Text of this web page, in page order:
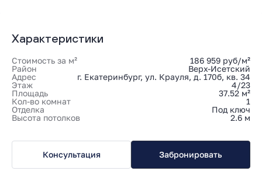
Характеристики
Стоимость за м²
186 959 руб/м²
Район
Верх-Исетский
Адрес
г. Екатеринбург, ул. Крауля, д. 170б, кв. 34
Этаж
4/23
Площадь
37.52 м²
Кол-во комнат
1
Отделка
Под ключ
Высота потолков
2.6 м
Консультация Забронировать